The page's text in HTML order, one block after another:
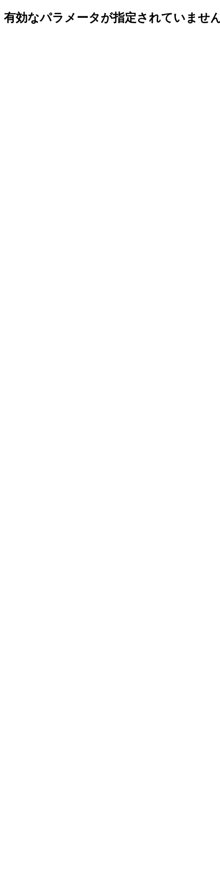
有効なパラメータが指定されていませ